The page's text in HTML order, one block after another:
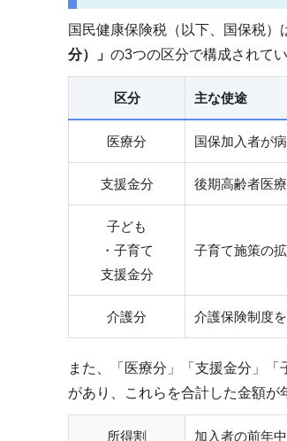
国民健康保険税（以下、国保税）
分）」 の3つの区分で構成されてい
区分 主な使途
医療分 国保加入者が
支援金分 後期高齢者医
子ども
・子育て
支援金分
子育て施策の
介護分 介護保険制度
また、「医療分」「支援金分」
があり、これらを合計した金額が
所得割 加入者の前年